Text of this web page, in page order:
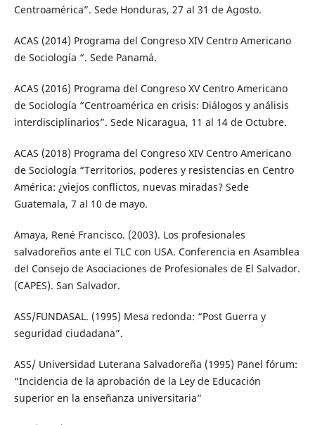
Centroamérica”. Sede Honduras, 27 al 31 de Agosto.
ACAS (2014) Programa del Congreso XIV Centro Americano
de Sociología “. Sede Panamá.
ACAS (2016) Programa del Congreso XV Centro Americano
de Sociología “Centroamérica en crisis: Diálogos y análisis
interdisciplinarios”. Sede Nicaragua, 11 al 14 de Octubre.
ACAS (2018) Programa del Congreso XIV Centro Americano
de Sociología “Territorios, poderes y resistencias en Centro
América: ¿viejos conflictos, nuevas miradas? Sede
Guatemala, 7 al 10 de mayo.
Amaya, René Francisco. (2003). Los profesionales
salvadoreños ante el TLC con USA. Conferencia en Asamblea
del Consejo de Asociaciones de Profesionales de El Salvador.
(CAPES). San Salvador.
ASS/FUNDASAL. (1995) Mesa redonda: “Post Guerra y
seguridad ciudadana”.
ASS/ Universidad Luterana Salvadoreña (1995) Panel fórum:
“Incidencia de la aprobación de la Ley de Educación
superior en la enseñanza universitaria”